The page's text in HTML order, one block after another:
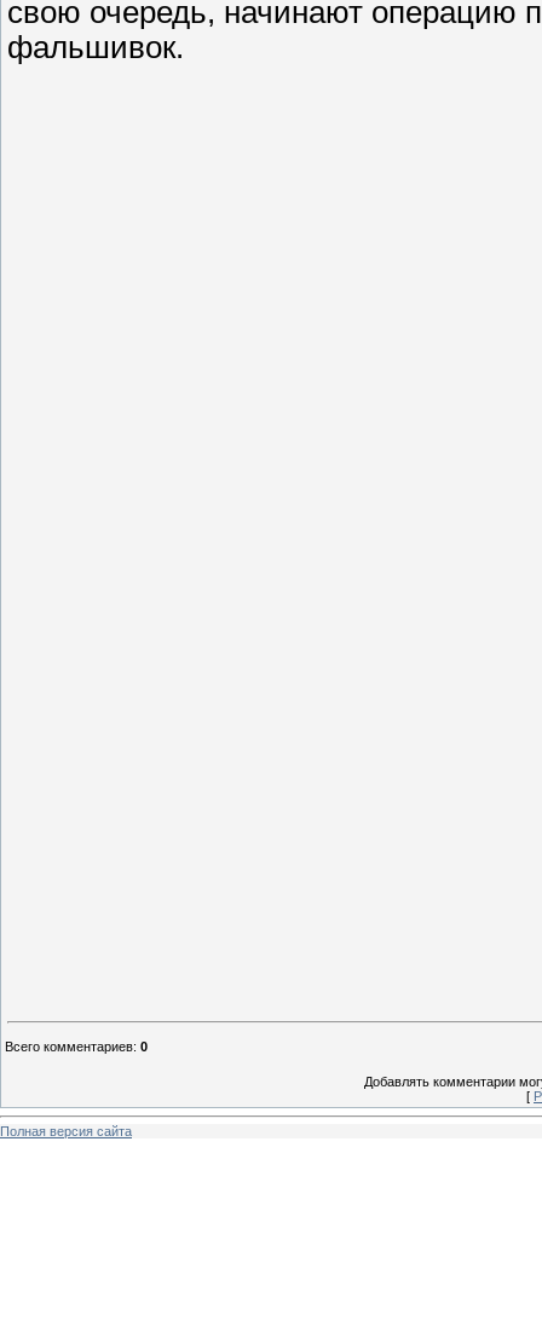
свою очередь, начинают операцию
фальшивок.
Всего комментариев: 0
Добавлять комментарии
[
Полная версия сайта